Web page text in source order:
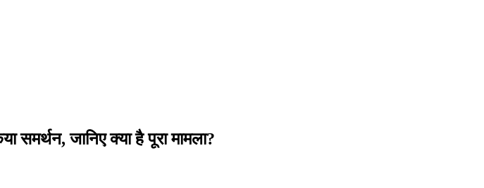
समर्थन, जानिए क्या है पूरा मामला?